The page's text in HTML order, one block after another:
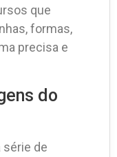
que
formas,
precisa e
do
série de